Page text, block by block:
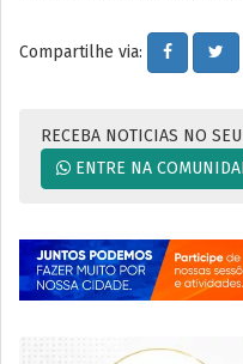
Compartilhe via:
RECEBA NOTICIAS NO
ENTRE NA